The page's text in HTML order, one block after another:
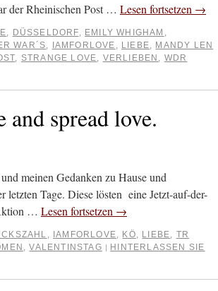
der Rheinischen Post … Lesen fortsetzen →
, DÜSSELDORF, EMILY WHIGHAM ,
WAR´S, IAMFORLOVE , LIEBE, MANDY LEN
, STRANGE LOVE, VERLIEBEN , WDR
spread love.
meinen Gedanken zu Hause und
letzten Tage. Diese lösten eine Jetzt-auf-der-
… Lesen fortsetzen →
, IAMFORLOVE, KÖ, LIEBE, TR
,VALENTINSTAG | HINTERLASSEN SIE